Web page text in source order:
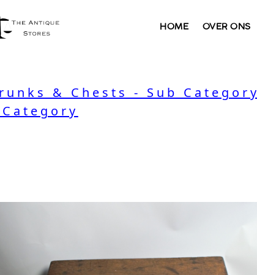
HOME OVER ONS
& Chests - Sub Category